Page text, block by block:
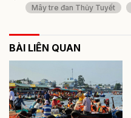
Mây tre đan Thủy Tuyết
BÀI LIÊN QUAN